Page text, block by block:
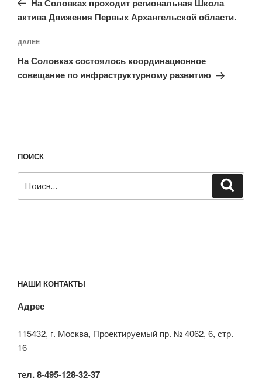
записям
На Соловках проходит региональная Школа
актива Движения Первых Архангельской области.
Следующая
запись
ДАЛЕЕ
На Соловках состоялось координационное
совещание по инфраструктурному развитию
ПОИСК
НАШИ КОНТАКТЫ
Адрес
115432, г. Москва, Проектируемый пр. № 4062, 6, стр.
16
тел. 8-495-128-32-37